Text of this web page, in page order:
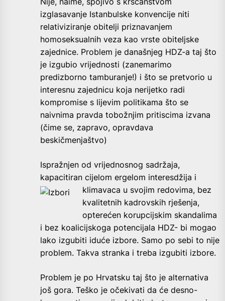
izglasavanje Istanbulske konvencije niti
relativiziranje obitelji priznavanjem
homoseksualnih veza kao vrste obiteljske
zajednice. Problem je današnjeg HDZ-a taj što
je izgubio vrijednosti (zanemarimo
predizborno tamburanje!) i što se pretvorio u
interesnu zajednicu koja nerijetko radi
kompromise s lijevim politikama što se
naivnima pravda tobožnjim pritiscima izvana
(čime se, zapravo, opravdava
beskičmenjaštvo)
Ispražnjen od vrijednosnog sadržaja,
kapacitiran cijelom ergelom interesdžija i
klimavaca u svojim redovima, bez
kvalitetnih kadrovskih rješenja,
opterećen korupcijskim skandalima
i bez koalicijskoga potencijala HDZ- bi mogao
lako izgubiti iduće izbore. Samo po sebi to nije
problem. Takva stranka i treba izgubiti izbore.
Problem je po Hrvatsku taj što je alternativa
još gora. Teško je očekivati da će desno-